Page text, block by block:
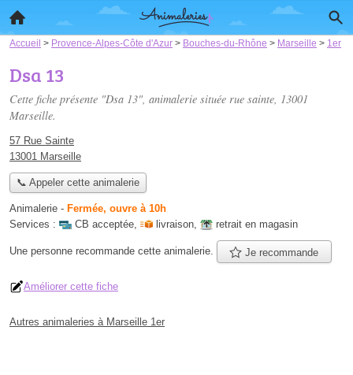
Accueil > Provence-Alpes-Côte d'Azur > Bouches-du-Rhône > Marseille > 1er
Dsa 13
Cette fiche présente "Dsa 13", animalerie située rue sainte, 13001
Marseille.
57 Rue Sainte
13001 Marseille
📞 Appeler cette animalerie
Animalerie - Fermée, ouvre à 10h
Services :
CB acceptée, livraison, retrait en magasin
Une personne recommande cette animalerie. Je recommande
Améliorer cette fiche
Autres animaleries à Marseille 1er